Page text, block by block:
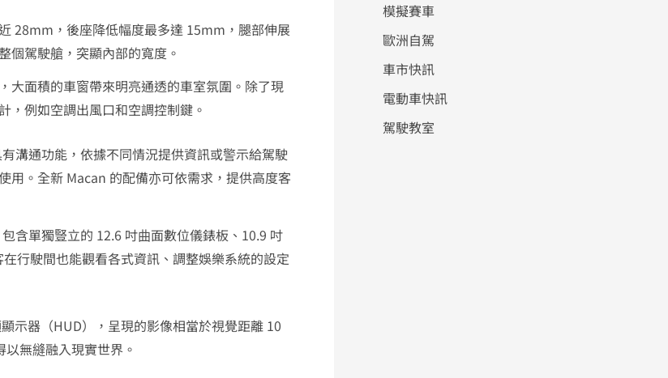
28mm，後座降低幅度最多達 15mm，腿部伸展
個駕駛艙，突顯內部的寬度。
大面積的車窗帶來明亮通透的車室氛圍。除了現
，例如空調出風口和空調控制鍵。
溝通功能，依據不同情況提供資訊或警示給駕駛
用。全新 Macan 的配備亦可依需求，提供高度客
含單獨豎立的 12.6 吋曲面數位儀錶板、10.9 吋
行駛間也能觀看各式資訊、調整娛樂系統的設定
示器（HUD），呈現的影像相當於視覺距離 10
無縫融入現實世界。
模擬賽車
歐洲自駕
車市快訊
電動車快訊
駕駛教室